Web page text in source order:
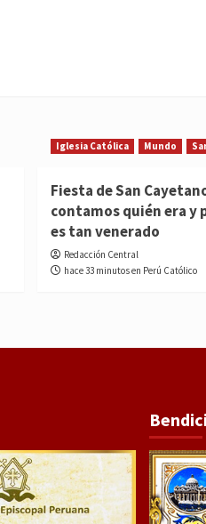
Iglesia Católica Mundo
Fiesta de San
contamos quién era y
es tan venerado
Redacción Central
hace 33 minutos en Perú Católico